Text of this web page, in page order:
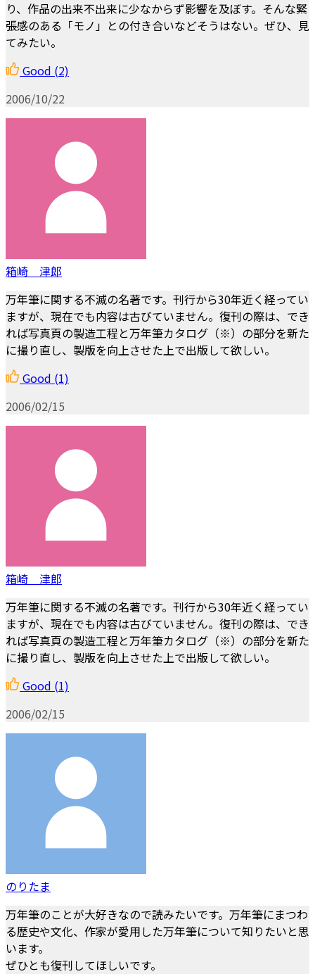
り、作品の出来不出来に少なからず影響を及ぼす。そんな緊
張感のある「モノ」との付き合いなどそうはない。ぜひ、見
てみたい。
Good (2)
2006/10/22
箱崎 津郎
万年筆に関する不滅の名著です。刊行から30年近く経ってい
ますが、現在でも内容は古びていません。復刊の際は、でき
れば写真頁の製造工程と万年筆カタログ（※）の部分を新た
に撮り直し、製版を向上させた上で出版して欲しい。
Good (1)
2006/02/15
箱崎 津郎
万年筆に関する不滅の名著です。刊行から30年近く経ってい
ますが、現在でも内容は古びていません。復刊の際は、でき
れば写真頁の製造工程と万年筆カタログ（※）の部分を新た
に撮り直し、製版を向上させた上で出版して欲しい。
Good (1)
2006/02/15
のりたま
万年筆のことが大好きなので読みたいです。万年筆にまつわ
る歴史や文化、作家が愛用した万年筆について知りたいと思
います。
ぜひとも復刊してほしいです。